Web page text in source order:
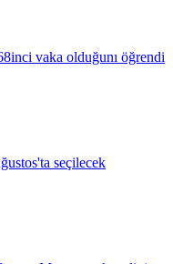
vaka olduğunı öğrendi
seçilecek